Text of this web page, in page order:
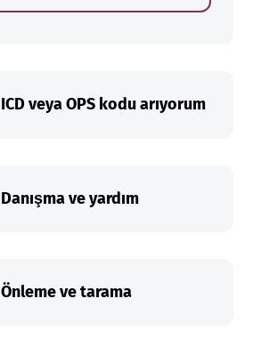
ICD veya OPS kodu arıyorum
Danışma ve yardım
Önleme ve tarama